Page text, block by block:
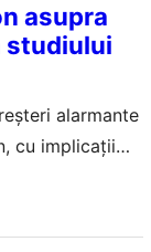
asupra
studiului
alarmante
cu implicații